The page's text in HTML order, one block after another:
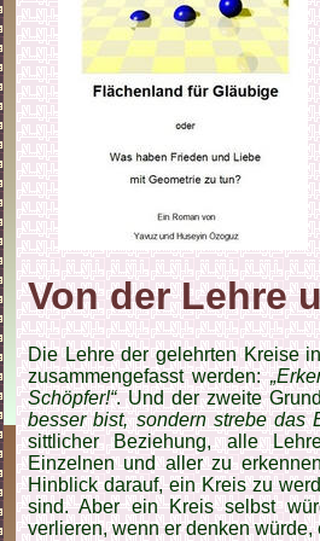
Von der Lehre
Die Lehre der gelehrten Kreise
zusammengefasst werden:
Schöpfer!“. Und der zweite
besser bist, sondern strebe das
sittlicher Beziehung, alle
Einzelnen und aller zu
Hinblick darauf, ein Kreis zu
sind. Aber ein Kreis selbst
verlieren, wenn er denken